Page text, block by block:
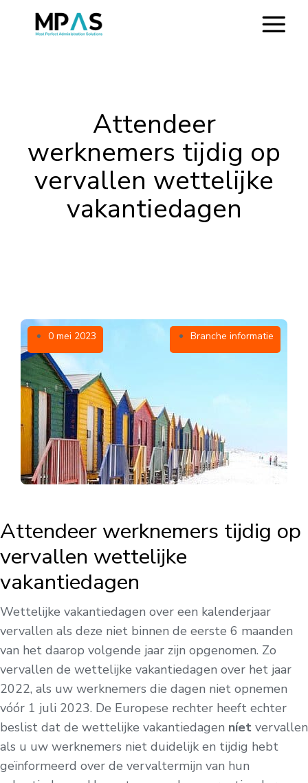
Attendeer
werknemers tijdig op
vervallen wettelijke
vakantiedagen
0 mei 2023 Branche informatie
Attendeer werknemers tijdig op
vervallen wettelijke
vakantiedagen
Wettelijke vakantiedagen over een kalenderjaar
vervallen als deze niet binnen de eerste 6 maanden
van het daarop volgende jaar zijn opgenomen. Zo
vervallen de wettelijke vakantiedagen over het jaar
2022, als uw werknemers die dagen niet opnemen
vóór 1 juli 2023. De Europese rechter heeft echter
beslist dat de wettelijke vakantiedagen níet vervallen
als u uw werknemers niet duidelijk en tijdig hebt
geïnformeerd over de vervaltermijn van hun